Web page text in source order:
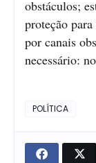
obstáculos;
proteção
por canais
necessário:
POLÍTICA